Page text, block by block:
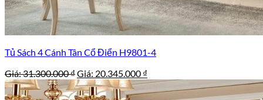
Tủ Sách 4 Cánh Tân Cổ Điển H9801-4
Giá:31.300.000₫Giá
gốc
là:
Giá: 20.345.000 ₫
hiện
tại